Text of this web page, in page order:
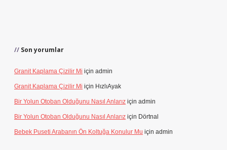
Son yorumlar
Granit Kaplama Çizilir Mi için admin
Granit Kaplama Çizilir Mi için HızlıAyak
Bir Yolun Otoban Olduğunu Nasıl Anlarız için admin
Bir Yolun Otoban Olduğunu Nasıl Anlarız için Dörtnal
Bebek Puseti Arabanın Ön Koltuğa Konulur Mu için admin